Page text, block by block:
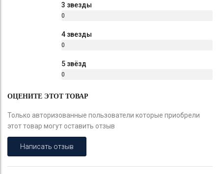
3 звезды
0
4 звезды
0
5 звёзд
0
ОЦЕНИТЕ ЭТОТ ТОВАР
Только авторизованные пользователи которые приобрели
этот товар могут оставить отзыв
Написать отзыв